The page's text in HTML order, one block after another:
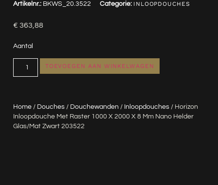
Home/ Douches/ Douchewanden / Inloopdouches/ Horizon
Inloopdouche Met Raster 1000 X 2000 X 8 Mm Nano Helder
Glas/mat Zwart 203522
Artikelnr.: BKWS_20.3522 Categorie: INLOOPDOUCHES
€ 363,88
Aantal
TOEVOEGEN AAN WINKELWAGEN